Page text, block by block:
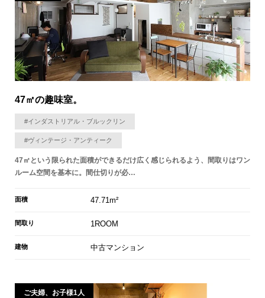
47㎡の趣味室。
#インダストリアル・ブルックリン
#ヴィンテージ・アンティーク
47㎡という限られた面積ができるだけ広く感じられるよう、間取りはワン
ルーム空間を基本に。間仕切りが必…
面積 47.71m²
間取り 1ROOM
建物 中古マンション
ご夫婦、お子様1人